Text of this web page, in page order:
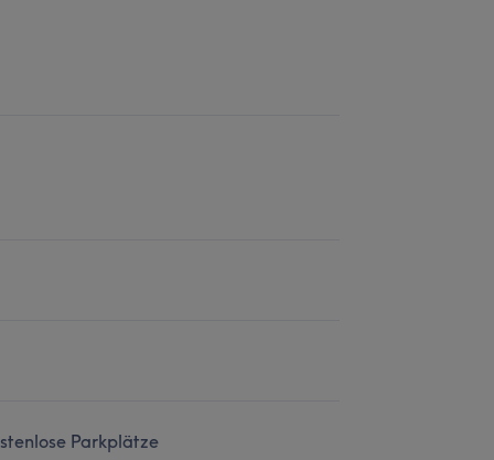
Parkplätze